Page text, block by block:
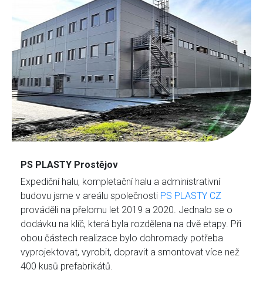
PS PLASTY Prostějov
Expediční halu, kompletační halu a administrativní
budovu jsme v areálu společnosti PS PLASTY CZ
prováděli na přelomu let 2019 a 2020. Jednalo se o
dodávku na klíč, která byla rozdělena na dvě etapy. Při
obou částech realizace bylo dohromady potřeba
vyprojektovat, vyrobit, dopravit a smontovat více než
400 kusů prefabrikátů.